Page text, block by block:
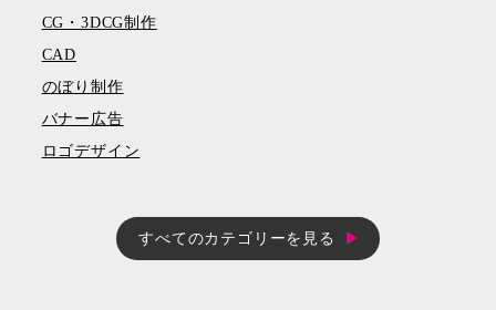
CG・3DCG制作
CAD
のぼり制作
バナー広告
ロゴデザイン
すべてのカテゴリーを見る